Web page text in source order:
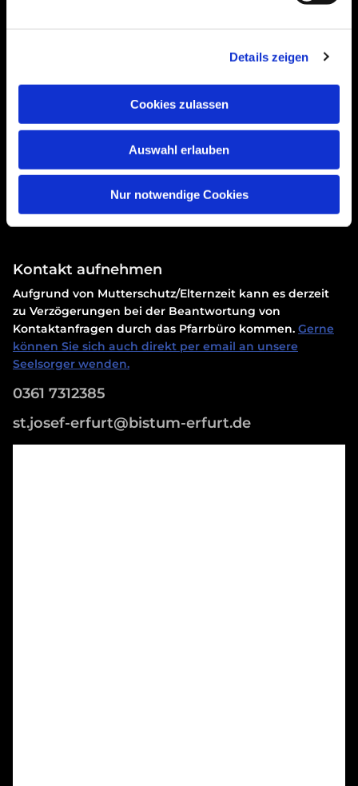
Details zeigen
Cookies zulassen
Auswahl erlauben
Nur notwendige Cookies
Erklärung zur Barrierefreiheit
Kontakt aufnehmen
Aufgrund von Mutterschutz/Elternzeit kann es derzeit
zu Verzögerungen bei der Beantwortung von
Kontaktanfragen durch das Pfarrbüro kommen. Gerne
können Sie sich auch direkt per email an unsere
Seelsorger wenden.
0361 7312385
st.josef-erfurt@bistum-erfurt.de